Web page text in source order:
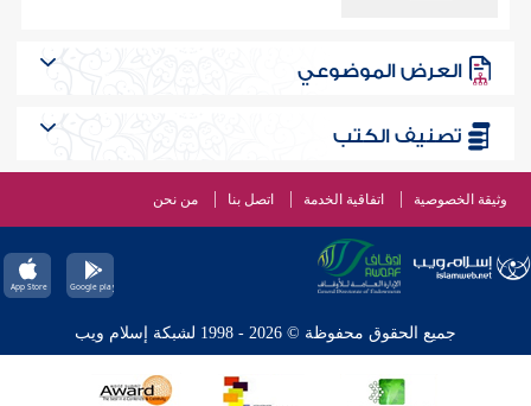
العرض الموضوعي
تصنيف الكتب
وثيقة الخصوصية اتفاقية الخدمة اتصل بنا من نحن
جميع الحقوق محفوظة © 2026 - 1998 لشبكة إسلام ويب